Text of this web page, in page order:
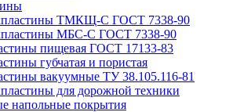
ТМКЩ-С ГОСТ 7338-90
МБС-С ГОСТ 7338-90
пищевая ГОСТ 17133-83
губчатая и пористая
вакуумные ТУ 38.105.116-81
для дорожной техники
напольные покрытия